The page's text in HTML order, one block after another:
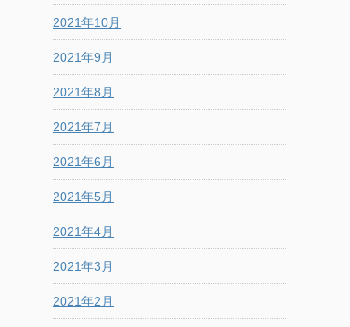
2021年10月
2021年9月
2021年8月
2021年7月
2021年6月
2021年5月
2021年4月
2021年3月
2021年2月